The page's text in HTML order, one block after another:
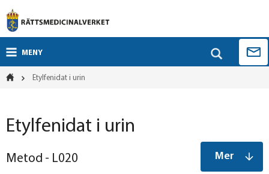
MENY
Etylfenidat i urin
Etylfenidat i urin
Mer
Metod - L020